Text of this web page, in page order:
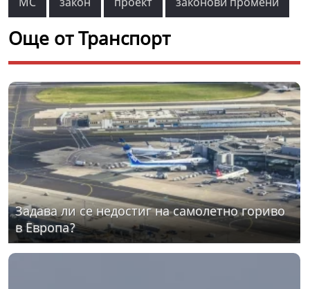
Още от Транспорт
Задава ли се недостиг на самолетно гориво
в Европа?